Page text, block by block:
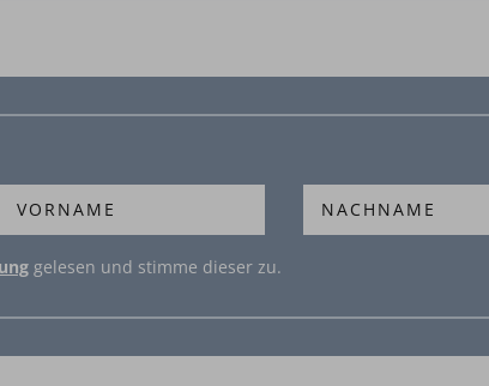
gelesen und stimme dieser zu.